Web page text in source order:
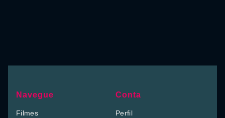
Navegue
Filmes
Conta
Perfil